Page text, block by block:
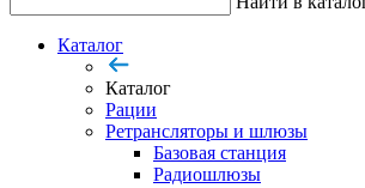
Каталог
Каталог
Рации
Ретрансляторы и шлюзы
Базовая станция
Радиошлюзы